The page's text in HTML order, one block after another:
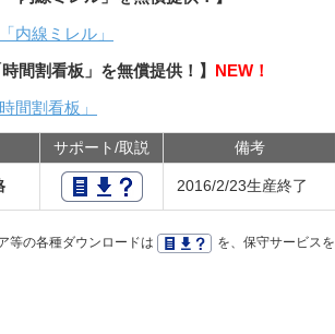
内線ミレル」
間割看板」を無償提供！】 NEW！
間割看板」
サポート/取説 備考
2016/2/23生産終了
の各種ダウンロードは
を、保守サービスを